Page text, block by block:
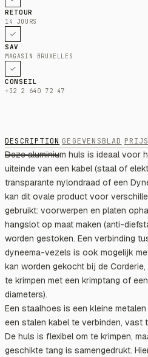
RETOUR
14 JOURS
SAV
MAGASIN BRUXELLES
CONSEIL
+32 2 640 72 47
DESCRIPTION GEGEVENSBLAD
Deze aluminium huls is ideaal voor
uiteinde van een kabel (staal of
transparante nylondraad of een
kan dit ovale product voor
gebruikt: voorwerpen en platen
hangslot op maat maken (anti-
worden gestoken. Een verbinding
dyneema-vezels is ook mogelijk
kan worden gekocht bij de
te krimpen met een krimptang of
diameters).
Een staalhoes is een kleine
een stalen kabel te verbinden, vast
De huls is flexibel om te krimpen,
geschikte tang is samengedrukt.